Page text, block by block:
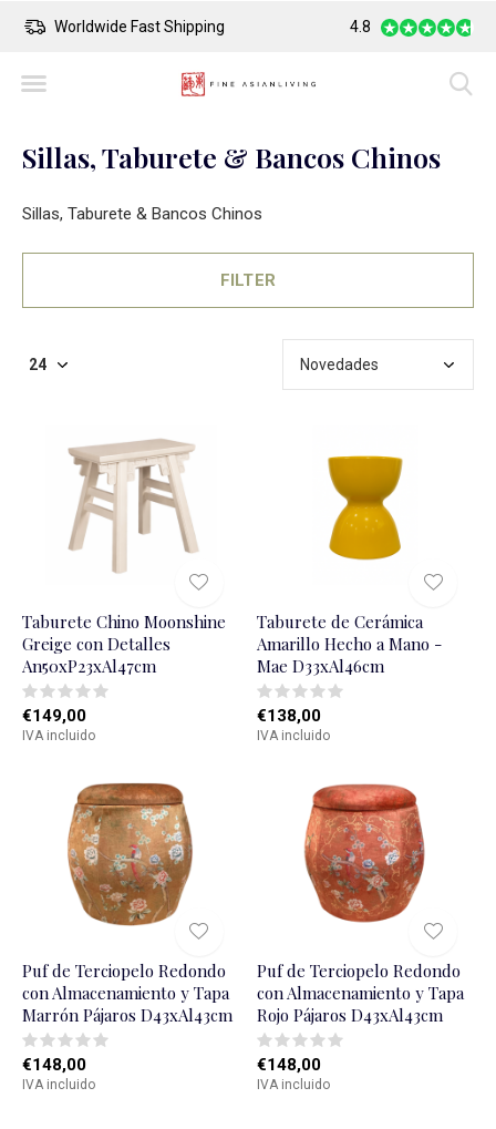
Safe Payment Largest Collection
4.8
Sillas, Taburete & Bancos Chinos
Sillas, Taburete & Bancos Chinos
FILTER
Taburete Chino Moonshine
Greige con Detalles
An50xP23xAl47cm
€149,00
IVA incluido
Taburete de Cerámica
Amarillo Hecho a Mano -
Mae D33xAl46cm
€138,00
IVA incluido
Puf de Terciopelo Redondo
con Almacenamiento y Tapa
Marrón Pájaros D43xAl43cm
€148,00
IVA incluido
Puf de Terciopelo Redondo
con Almacenamiento y Tapa
Rojo Pájaros D43xAl43cm
€148,00
IVA incluido